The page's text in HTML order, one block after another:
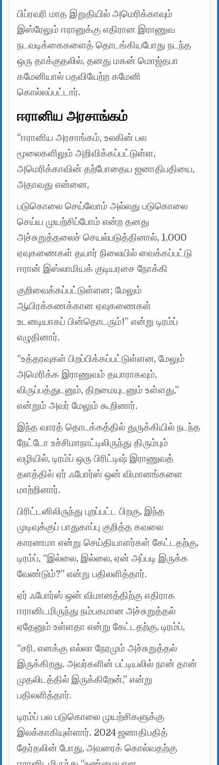
பிப்ரவரி மாத இறுதியில் அமெரிக்காவும்
இஸ்ரேலும் ஈரானுக்கு எதிரான இராணுவ
நடவடிக்கைகளைத் தொடங்கியபோது நடந்த
ஒரு தாக்குதலில், தனது மகன் மொஜ்தபா
கமேனியால் பதவியேற்ற கமேனி
கொல்லப்பட்டார்.
ஈரானிய அரசாங்கம்
“ஈரானிய அரசாங்கம், உலகின் பல
மூலைகளிலும் அறிவிக்கப்பட்டுள்ள,
அமெரிக்காவின் தற்போதைய ஜனாதிபதியை,
அதாவது என்னை,
படுகொலை செய்வோம் அல்லது படுகொலை
செய்ய முயற்சிப்போம் என்ற தனது
அச்சுறுத்தலைச் செயல்படுத்தினால், 1,000
ஏவுகணைகள் தயார் நிலையில் வைக்கப்பட்டு
ஈரான் இஸ்லாமியக் குடியரசை நோக்கி
குறிவைக்கப்பட்டுள்ளன; மேலும்
ஆயிரக்கணக்கான ஏவுகணைகள்
உடனடியாகப் பின்தொடரும்!” என்று டிரம்ப்
எழுதினார்.
“உத்தரவுகள் பிறப்பிக்கப்பட்டுள்ளன, மேலும்
அமெரிக்க இராணுவம் தயாராகவும்,
விருப்பத்துடனும், திறமையுடனும் உள்ளது,”
என்றும் அவர் மேலும் கூறினார்.
இந்த வாரத் தொடக்கத்தில் துருக்கியில் நடந்த
நேட்டோ உச்சிமாநாட்டிலிருந்து திரும்பும்
வழியில், டிரம்ப் ஒரு பிரிட்டிஷ் இராணுவத்
தளத்தில் ஏர் ஃபோர்ஸ் ஒன் விமானங்களை
மாற்றினார்.
பிரிட்டனிலிருந்து புறப்பட்ட பிறகு, இந்த
முடிவுக்குப் பாதுகாப்பு குறித்த கவலை
காரணமா என்று செய்தியாளர்கள் கேட்டதற்கு,
டிரம்ப், “இல்லை, இல்லை, ஏன் அப்படி இருக்க
வேண்டும்?” என்று பதிலளித்தார்.
ஏர் ஃபோர்ஸ் ஒன் விமானத்திற்கு எதிராக
ஈரானிடமிருந்து நம்பகமான அச்சுறுத்தல்
ஏதேனும் உள்ளதா என்று கேட்டதற்கு, டிரம்ப்,
“சரி, எனக்கு எல்லா நேரமும் அச்சுறுத்தல்
இருக்கிறது. அவர்களின் பட்டியலில் நான் தான்
முதலிடத்தில் இருக்கிறேன்,” என்று
பதிலளித்தார்.
டிரம்ப் பல படுகொலை முயற்சிகளுக்கு
இலக்காகியுள்ளார். 2024 ஜனாதிபதித்
தேர்தலின் போது, ​​அவரைக் கொல்வதற்கு